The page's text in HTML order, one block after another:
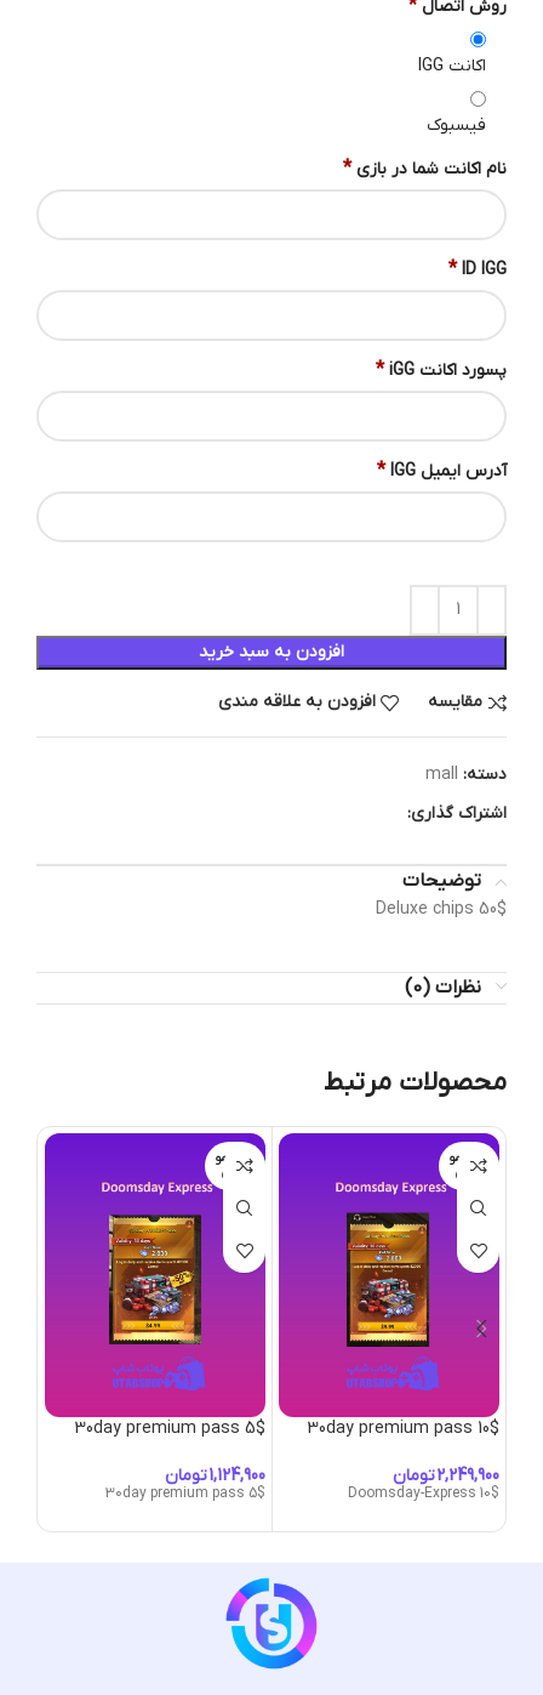
روش اتصال *
اکانت IGG
فیسبوک
نام اکانت شما در بازی *
ID IGG
*
پسورد اکانت iGG *
آدرس ایمیل IGG *
افزودن به سبد خرید
مقایسه افزودن به علاقه مندی
دسته: mall
اشتراک گذاری:
توضیحات
Deluxe chips 50$
نظرات (0)
محصولات مرتبط
اتمام مو
جودی
30day premium pass 10$
تومان
Doomsday-Express 10$
اتمام مو
جودی
30day premium pass 5$
تومان
30day premium pass 5$